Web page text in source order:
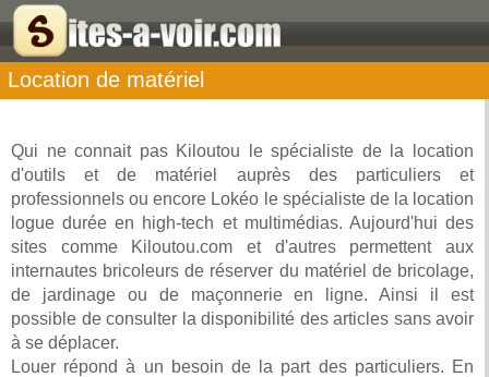
Location de matériel
Qui ne connait pas Kiloutou le spécialiste de la location
d'outils et de matériel auprès des particuliers et
professionnels ou encore Lokéo le spécialiste de la location
logue durée en high-tech et multimédias. Aujourd'hui des
sites comme Kiloutou.com et d'autres permettent aux
internautes bricoleurs de réserver du matériel de bricolage,
de jardinage ou de maçonnerie en ligne. Ainsi il est
possible de consulter la disponibilité des articles sans avoir
à se déplacer.
Louer répond à un besoin de la part des particuliers. En